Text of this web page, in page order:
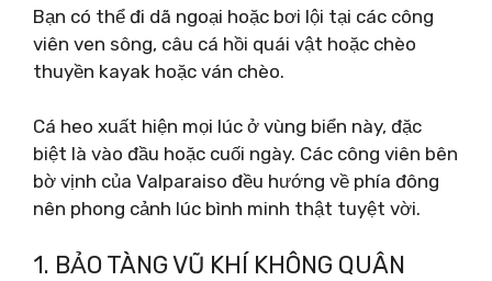
Bạn có thể đi dã ngoại hoặc bơi lội tại các công
viên ven sông, câu cá hồi quái vật hoặc chèo
thuyền kayak hoặc ván chèo.
Cá heo xuất hiện mọi lúc ở vùng biển này, đặc
biệt là vào đầu hoặc cuối ngày. Các công viên bên
bờ vịnh của Valparaiso đều hướng về phía đông
nên phong cảnh lúc bình minh thật tuyệt vời.
1. BẢO TÀNG VŨ KHÍ KHÔNG QUÂN